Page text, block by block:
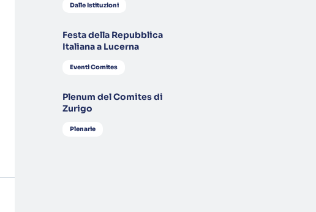
Dalle Istituzioni
Festa della Repubblica
Italiana a Lucerna
Eventi Comites
Plenum del Comites di
Zurigo
Plenarie